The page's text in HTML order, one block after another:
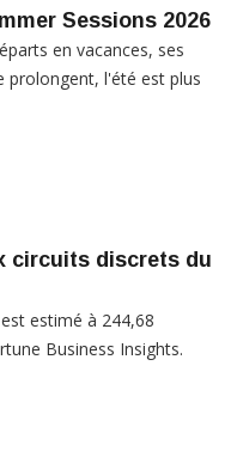
Sessions 2026
en vacances, ses
prolongent, l'été est plus
circuits discrets du
estimé à 244,68
Business Insights.